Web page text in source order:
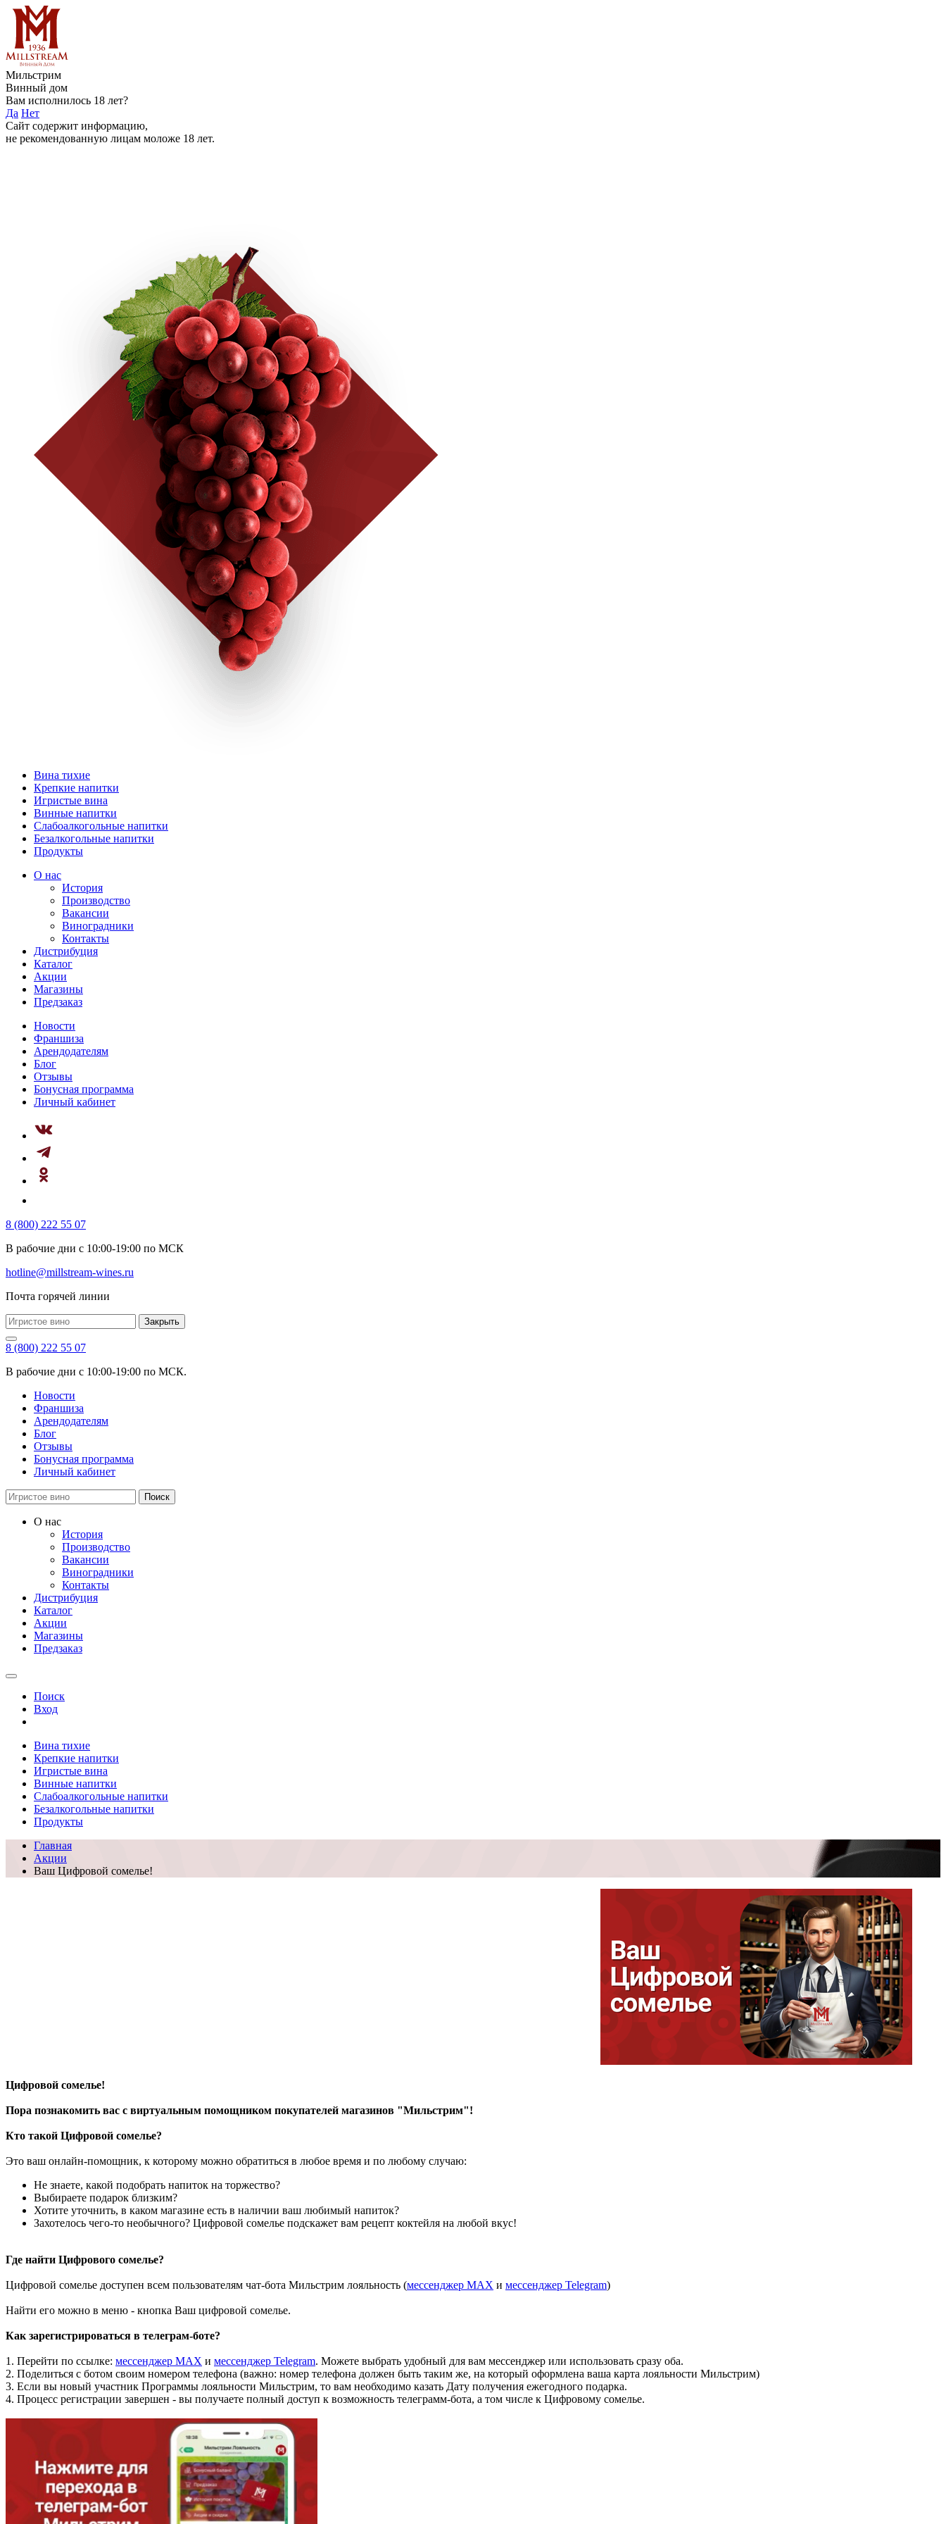
Мильстрим
Винный дом
Вам исполнилось 18 лет?
Да Нет
Сайт содержит информацию,
не рекомендованную лицам моложе 18 лет.
Вина тихие
Крепкие напитки
Игристые вина
Винные напитки
Слабоалкогольные напитки
Безалкогольные напитки
Продукты
О нас
История
Производство
Вакансии
Виноградники
Контакты
Дистрибуция
Каталог
Акции
Магазины
Предзаказ
Новости
Франшиза
Арендодателям
Блог
Отзывы
Бонусная программа
Личный кабинет
8 (800) 222 55 07
В рабочие дни с 10:00-19:00 по МСК
hotline@millstream-wines.ru
Почта горячей линии
Закрыть
8 (800) 222 55 07
В рабочие дни с 10:00-19:00 по МСК.
Новости
Франшиза
Арендодателям
Блог
Отзывы
Бонусная программа
Личный кабинет
Поиск
О нас
История
Производство
Вакансии
Виноградники
Контакты
Дистрибуция
Каталог
Акции
Магазины
Предзаказ
Поиск
Вход
Вина тихие
Крепкие напитки
Игристые вина
Винные напитки
Слабоалкогольные напитки
Безалкогольные напитки
Продукты
Главная
Акции
Ваш Цифровой сомелье!
Цифровой сомелье!
Пора познакомить вас с виртуальным помощником покупателей магазинов "Мильстрим"!
Кто такой Цифровой сомелье?
Это ваш онлайн-помощник, к которому можно обратиться в любое время и по любому случаю:
Не знаете, какой подобрать напиток на торжество?
Выбираете подарок близким?
Хотите уточнить, в каком магазине есть в наличии ваш любимый напиток?
Захотелось чего-то необычного? Цифровой сомелье подскажет вам рецепт коктейля на любой вкус!
Где найти Цифрового сомелье?
Цифровой сомелье доступен всем пользователям чат-бота Мильстрим лояльность (мессенджер МАХ и мессенджер Telegram)
Найти его можно в меню - кнопка Ваш цифровой сомелье.
Как зарегистрироваться в телеграм-боте?
1. Перейти по ссылке: мессенджер МАХ и мессенджер Telegram. Можете выбрать удобный для вам мессенджер или использовать сразу оба.
2. Поделиться с ботом своим номером телефона (важно: номер телефона должен быть таким же, на который оформлена ваша карта лояльности Мильстрим)
3. Если вы новый участник Программы лояльности Мильстрим, то вам необходимо казать Дату получения ежегодного подарка.
4. Процесс регистрации завершен - вы получаете полный доступ к возможность телеграмм-бота, а том числе к Цифровому сомелье.